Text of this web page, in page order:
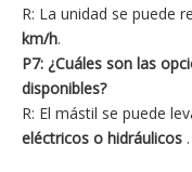
R: La unidad se puede
km/h.
P7: ¿Cuáles son las
disponibles?
R: El mástil se puede
eléctricos o hidráulicos .